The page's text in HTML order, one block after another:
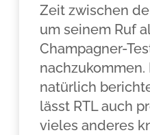
Zeit zwischen
um seinem Ruf
Champagner-
nachzukommen.
natürlich
lässt RTL auch
vieles anderes